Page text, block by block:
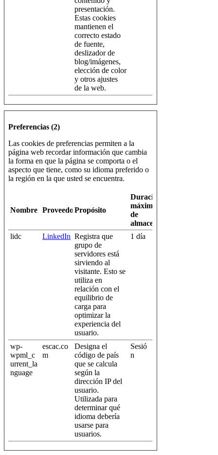
presentación.
Estas cookies
mantienen el
correcto estado
de fuente,
deslizador de
blog/imágenes,
elección de color
y otros ajustes
de la web.
Preferencias (2)
Las cookies de preferencias permiten a la
página web recordar información que cambia
la forma en que la página se comporta o el
aspecto que tiene, como su idioma preferido o
la región en la que usted se encuentra.
Nombre ProveedorPropósito
Duración
máxima
de
almacenamiento
lidc
LinkedIn Registra que
grupo de
servidores está
sirviendo al
visitante. Esto se
utiliza en
relación con el
equilibrio de
carga para
optimizar la
experiencia del
usuario.
1 día
wp-
wpml_c
urrent_la
nguage
escac.co
m
Designa el
código de país
que se calcula
según la
dirección IP del
usuario.
Utilizada para
determinar qué
idioma debería
usarse para
usuarios.
Sesió
n